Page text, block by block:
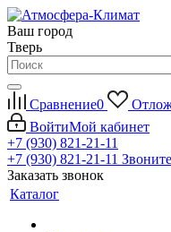
Ваш город
Тверь
Сравнение0
ВойтиМой кабинет
+7 (930) 821-21-11
+7 (930) 821-21-11
Заказать звонок
Каталог